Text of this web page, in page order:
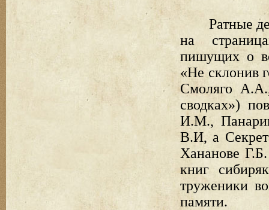
Ратные
на
пишущих о
«Не склонив
Смоляго
сводках»)
И.М.,
В.И, а
Хананове
книг
труженики
памяти.